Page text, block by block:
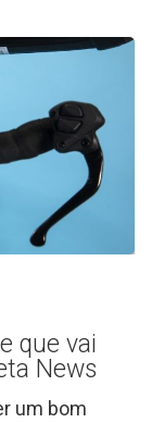
que vai
News
um bom